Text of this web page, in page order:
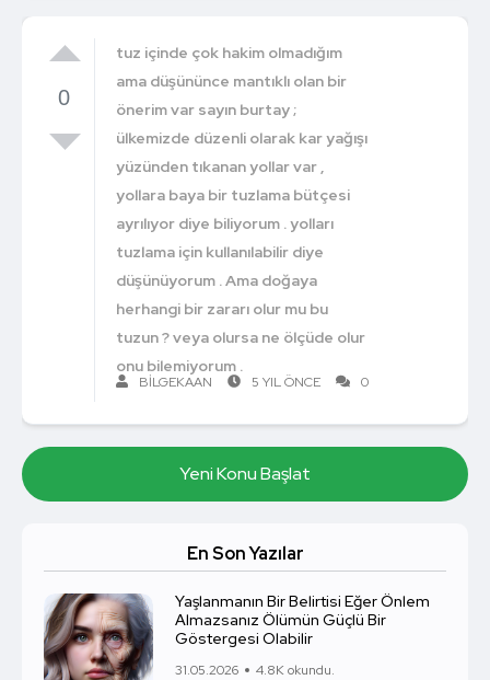
0
tuz içinde çok hakim olmadığım
ama düşününce mantıklı olan bir
önerim var sayın burtay ;
ülkemizde düzenli olarak kar yağışı
yüzünden tıkanan yollar var ,
yollara baya bir tuzlama bütçesi
ayrılıyor diye biliyorum . yolları
tuzlama için kullanılabilir diye
düşünüyorum . Ama doğaya
herhangi bir zararı olur mu bu
tuzun ? veya olursa ne ölçüde olur
onu bilemiyorum .
BILGEKAAN 5 YIL ÖNCE 0
Yeni Konu Başlat
En Son Yazılar
Yaşlanmanın Bir Belirtisi Eğer Önlem
Almazsanız Ölümün Güçlü Bir
Göstergesi Olabilir
31.05.2026 4.8K okundu.